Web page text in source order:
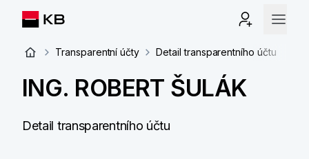
Transparentní účty Detail transparentního účtu
ING. ROBERT ŠULÁK
Detail transparentního účtu